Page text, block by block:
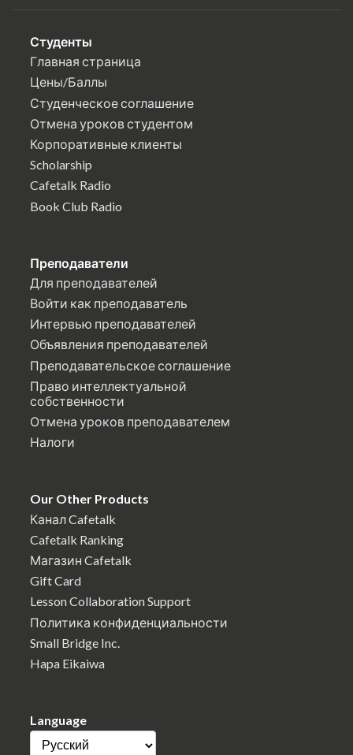
Студенты
Главная страница
Цены/Баллы
Студенческое соглашение
Отмена уроков студентом
Корпоративные клиенты
Scholarship
Cafetalk Radio
Book Club Radio
Преподаватели
Для преподавателей
Войти как преподаватель
Интервью преподавателей
Объявления преподавателей
Преподавательское соглашение
Право интеллектуальной
собственности
Отмена уроков преподавателем
Налоги
Our Other Products
Канал Cafetalk
Cafetalk Ranking
Магазин Cafetalk
Gift Card
Lesson Collaboration Support
Политика конфиденциальности
Small Bridge Inc.
Hapa Eikaiwa
Language